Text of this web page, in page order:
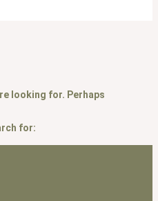
looking for. Perhaps
for: